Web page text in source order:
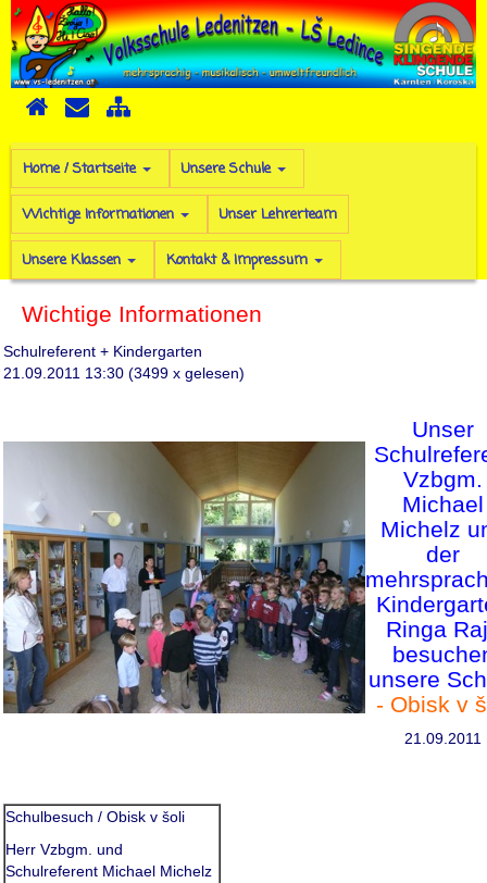
Home / Startseite Unsere Schule
Wichtige Informationen Unser Lehrerteam
Unsere Klassen Kontakt & Impressum
Wichtige Informationen
Schulreferent + Kindergarten
21.09.2011 13:30 (3499 x gelesen)
Unser
Vzbgm.
Michael
Michelz
der
Ringa
unsere
- Obisk v
21.09.2011
Schulbesuch / Obisk v šoli
Herr Vzbgm. und
Schulreferent Michael Michelz